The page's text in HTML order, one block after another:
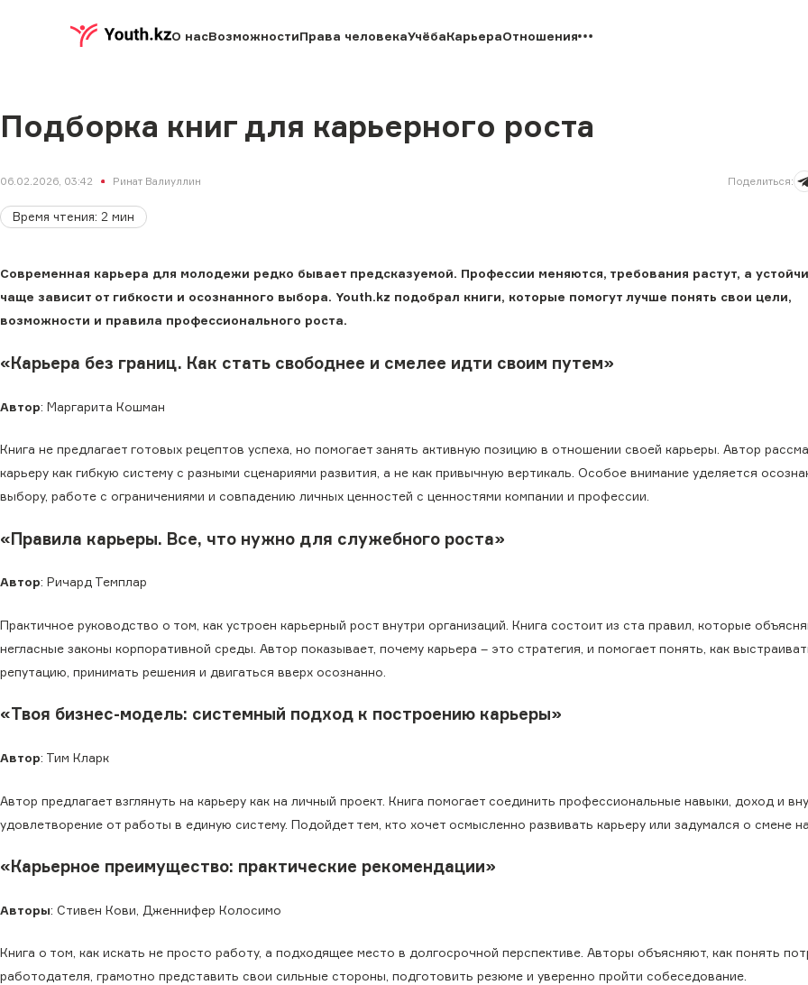
О насВозможностиПрава человекаУчёбаКарьераОтношения
Подборка книг для карьерного роста
06.02.2026, 03:42 Ринат Валиуллин Поделиться:
Время чтения: 2 мин
Современная карьера для молодежи редко бывает предсказуемой. Профессии меняются, требования растут, а
чаще зависит от гибкости и осознанного выбора. Youth.kz подобрал книги, которые помогут лучше понять свои цели,
возможности и правила профессионального роста.
«Карьера без границ. Как стать свободнее и смелее идти своим путем»
Автор: Маргарита Кошман
Книга не предлагает готовых рецептов успеха, но помогает занять активную позицию в отношении своей карьеры. Автор
карьеру как гибкую систему с разными сценариями развития, а не как привычную вертикаль. Особое внимание уделяется
выбору, работе с ограничениями и совпадению личных ценностей с ценностями компании и профессии.
«Правила карьеры. Все, что нужно для служебного роста»
Автор: Ричард Темплар
Практичное руководство о том, как устроен карьерный рост внутри организаций. Книга состоит из ста правил, которые
негласные законы корпоративной среды. Автор показывает, почему карьера – это стратегия, и помогает понять, как
репутацию, принимать решения и двигаться вверх осознанно.
«Твоя бизнес-модель: системный подход к построению карьеры»
Автор: Тим Кларк
Автор предлагает взглянуть на карьеру как на личный проект. Книга помогает соединить профессиональные навыки, доход и
удовлетворение от работы в единую систему. Подойдет тем, кто хочет осмысленно развивать карьеру или задумался о смене
«Карьерное преимущество: практические рекомендации»
Авторы: Стивен Кови, Дженнифер Колосимо
Книга о том, как искать не просто работу, а подходящее место в долгосрочной перспективе. Авторы объясняют, как понять
работодателя, грамотно представить свои сильные стороны, подготовить резюме и уверенно пройти собеседование.